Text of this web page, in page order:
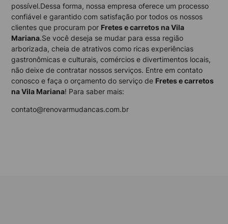
possível.Dessa forma, nossa empresa oferece um processo
confiável e garantido com satisfação por todos os nossos
clientes que procuram por Fretes e carretos na Vila
Mariana.Se você deseja se mudar para essa região
arborizada, cheia de atrativos como ricas experiências
gastronômicas e culturais, comércios e divertimentos locais,
não deixe de contratar nossos serviços. Entre em contato
conosco e faça o orçamento do serviço de Fretes e carretos
na Vila Mariana! Para saber mais:
contato@renovarmudancas.com.br